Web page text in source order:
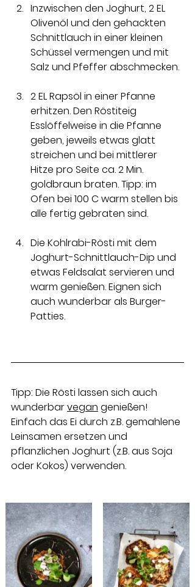
Inzwischen den Joghurt, 2 EL
Olivenöl und den gehackten
Schnittlauch in einer kleinen
Schüssel vermengen und mit
Salz und Pfeffer abschmecken.
2 EL Rapsöl in einer Pfanne
erhitzen. Den Röstiteig
Esslöffelweise in die Pfanne
geben, jeweils etwas glatt
streichen und bei mittlerer
Hitze pro Seite ca. 2 Min.
goldbraun braten. Tipp: im
Ofen bei 100 C warm stellen bis
alle fertig gebraten sind.
Die Kohlrabi-Rösti mit dem
Joghurt-Schnittlauch-Dip und
etwas Feldsalat servieren und
warm genießen. Eignen sich
auch wunderbar als Burger-
Patties.
Tipp: Die Rösti lassen sich auch
wunderbar vegan genießen!
Einfach das Ei durch z.B. gemahlene
Leinsamen ersetzen und
pflanzlichen Joghurt (z.B. aus Soja
oder Kokos) verwenden.